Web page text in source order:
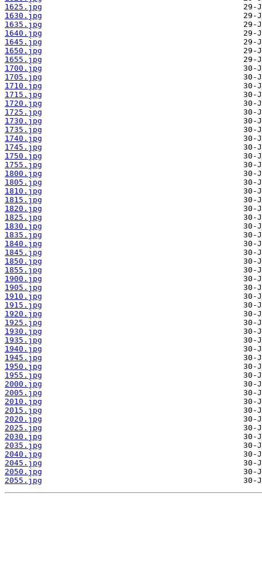
1625.jpg
1630.jpg
1635.jpg
1640.jpg
1645.jpg
1650.jpg
1655.jpg
1700.jpg
1705.jpg
1710.jpg
1715.jpg
1720.jpg
1725.jpg
1730.jpg
1735.jpg
1740.jpg
1745.jpg
1750.jpg
1755.jpg
1800.jpg
1805.jpg
1810.jpg
1815.jpg
1820.jpg
1825.jpg
1830.jpg
1835.jpg
1840.jpg
1845.jpg
1850.jpg
1855.jpg
1900.jpg
1905.jpg
1910.jpg
1915.jpg
1920.jpg
1925.jpg
1930.jpg
1935.jpg
1940.jpg
1945.jpg
1950.jpg
1955.jpg
2000.jpg
2005.jpg
2010.jpg
2015.jpg
2020.jpg
2025.jpg
2030.jpg
2035.jpg
2040.jpg
2045.jpg
2050.jpg
2055.jpg